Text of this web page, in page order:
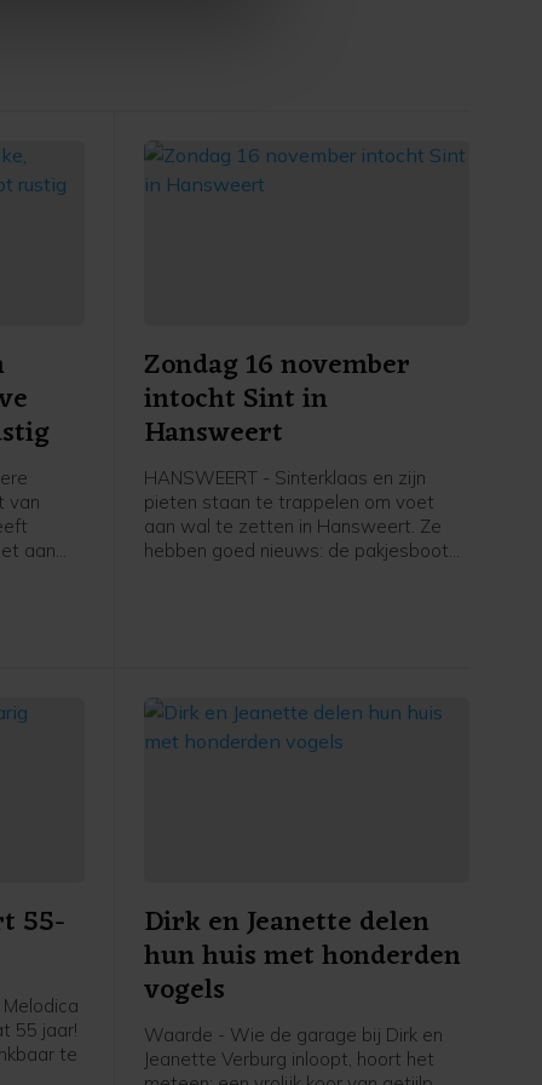
van
aan
Zondag 16 november
intocht Sint in
Hansweert
HANSWEERT - Sinterklaas en zijn
pieten staan te trappelen om voet
aan wal te zetten in Hansweert. Ze
hebben goed nieuws: de pakjesboot
verwelkomen met de bekende
sinterklaas-meezingers.
55-
Melodica
55 jaar!
te
Dirk en Jeanette delen
hun huis met honderden
vogels
Waarde - Wie de garage bij Dirk en
Jeanette Verburg inloopt, hoort het